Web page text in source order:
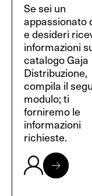
Se sei un
appassionato
e desideri
informazioni
catalogo Gaja
Distribuzione,
compila il
modulo; ti
forniremo le
informazioni
richieste.